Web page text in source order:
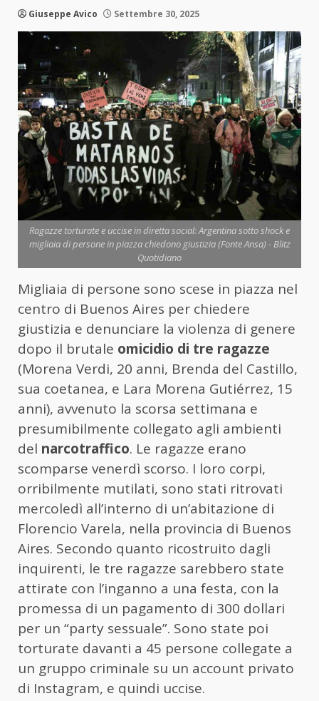
Giuseppe Avico Settembre 30, 2025
Ragazze torturate e uccise in diretta social: Argentina sotto shock e
migliaia di persone in piazza chiedono giustizia (Fonte Ansa) - Blitz
Quotidiano
Migliaia di persone sono scese in piazza nel
centro di Buenos Aires per chiedere
giustizia e denunciare la violenza di genere
dopo il brutale omicidio di tre ragazze
(Morena Verdi, 20 anni, Brenda del Castillo,
sua coetanea, e Lara Morena Gutiérrez, 15
anni), avvenuto la scorsa settimana e
presumibilmente collegato agli ambienti
del narcotraffico. Le ragazze erano
scomparse venerdì scorso. I loro corpi,
orribilmente mutilati, sono stati ritrovati
mercoledì all’interno di un’abitazione di
Florencio Varela, nella provincia di Buenos
Aires. Secondo quanto ricostruito dagli
inquirenti, le tre ragazze sarebbero state
attirate con l’inganno a una festa, con la
promessa di un pagamento di 300 dollari
per un “party sessuale”. Sono state poi
torturate davanti a 45 persone collegate a
un gruppo criminale su un account privato
di Instagram, e quindi uccise.